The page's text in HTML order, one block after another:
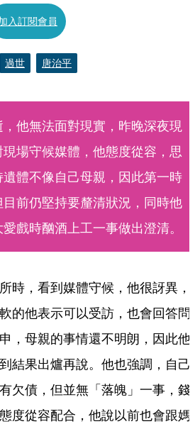
入訂閱會員
過世 唐治平
他無法面對現實，昨晚深夜現
場守候媒體，他態度從容，思
體不像自己母親，因此第一時
前仍堅持要釐清狀況，同時他
戲時酗酒上工一事做出澄清。
時，看到媒體守候，他很訝異，
的他表示可以受訪，也會回答問
，母親的事情還不明朗，因此他
結果出爐再說。他也強調，自己
欠債，但並無「落魄」一事，錢
度從容配合，他說以前也會跟媽